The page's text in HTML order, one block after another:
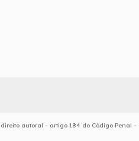
autoral – artigo 184 do Código Penal –